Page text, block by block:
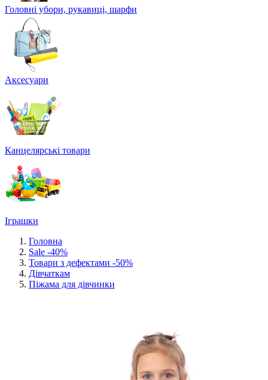
Головні убори, рукавиці, шарфи
Аксесуари
Канцелярські товари
Іграшки
Головна
Sale -40%
Товари з дефектами -50%
Дівчаткам
Піжама для дівчинки